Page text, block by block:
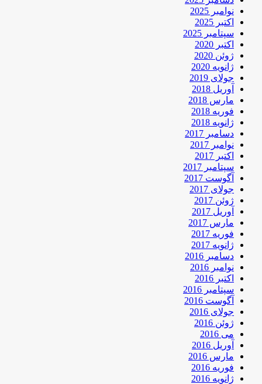
نوامبر 2025
اکتبر 2025
سپتامبر 2025
اکتبر 2020
ژوئن 2020
ژانویه 2020
جولای 2019
آوریل 2018
مارس 2018
فوریه 2018
ژانویه 2018
دسامبر 2017
نوامبر 2017
اکتبر 2017
سپتامبر 2017
آگوست 2017
جولای 2017
ژوئن 2017
آوریل 2017
مارس 2017
فوریه 2017
ژانویه 2017
دسامبر 2016
نوامبر 2016
اکتبر 2016
سپتامبر 2016
آگوست 2016
جولای 2016
ژوئن 2016
می 2016
آوریل 2016
مارس 2016
فوریه 2016
ژانویه 2016